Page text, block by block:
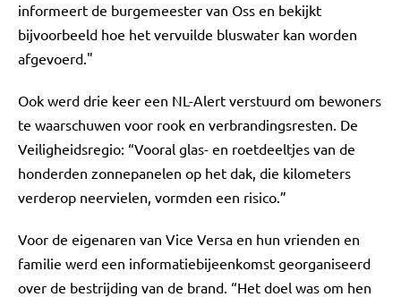
informeert de burgemeester van Oss en bekijkt
bijvoorbeeld hoe het vervuilde bluswater kan worden
afgevoerd."
Ook werd drie keer een NL-Alert verstuurd om bewoners
te waarschuwen voor rook en verbrandingsresten. De
Veiligheidsregio: “Vooral glas- en roetdeeltjes van de
honderden zonnepanelen op het dak, die kilometers
verderop neervielen, vormden een risico.”
Voor de eigenaren van Vice Versa en hun vrienden en
familie werd een informatiebijeenkomst georganiseerd
over de bestrijding van de brand. “Het doel was om hen